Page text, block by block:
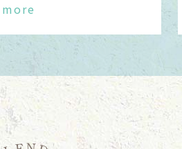
21日（土）、28日（土）が
が、宜しくお願い致します
ます。
more